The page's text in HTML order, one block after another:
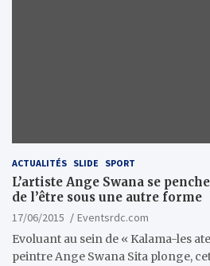
ACTUALITÉS SLIDE SPORT
L’artiste Ange Swana se
de l’être sous une autre forme
17/06/2015
Eventsrdc.com
Evoluant au sein de « Kalama-les
peintre Ange Swana Sita plonge,